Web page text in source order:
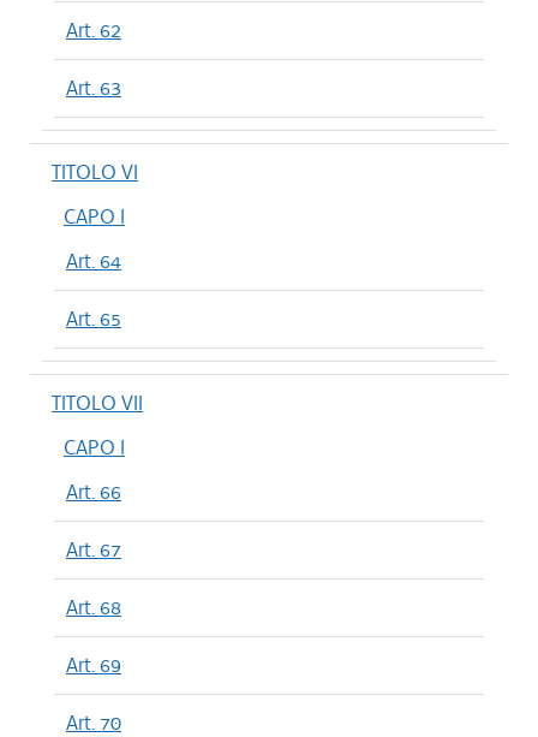
Art. 62
Art. 63
TITOLO VI
CAPO I
Art. 64
Art. 65
TITOLO VII
CAPO I
Art. 66
Art. 67
Art. 68
Art. 69
Art. 70